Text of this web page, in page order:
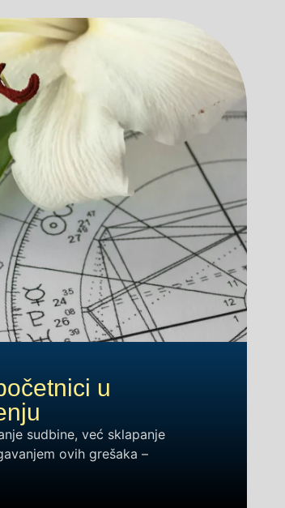
u
sudbine, već sklapanje
ovih grešaka –